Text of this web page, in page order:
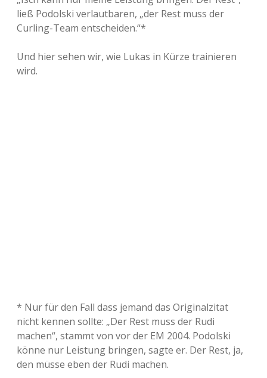
ließ Podolski verlautbaren, „der Rest muss der
Curling-Team entscheiden.“*
Und hier sehen wir, wie Lukas in Kürze trainieren
wird.
* Nur für den Fall dass jemand das Originalzitat
nicht kennen sollte: „Der Rest muss der Rudi
machen“, stammt von vor der EM 2004. Podolski
könne nur Leistung bringen, sagte er. Der Rest, ja,
den müsse eben der Rudi machen.